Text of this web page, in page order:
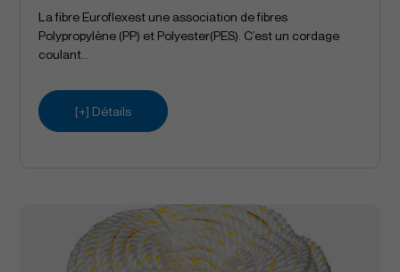
La fibre Euroflexest une association de fibres
Polypropylène (PP) et Polyester(PES). C’est un cordage
coulant...
[+] Détails